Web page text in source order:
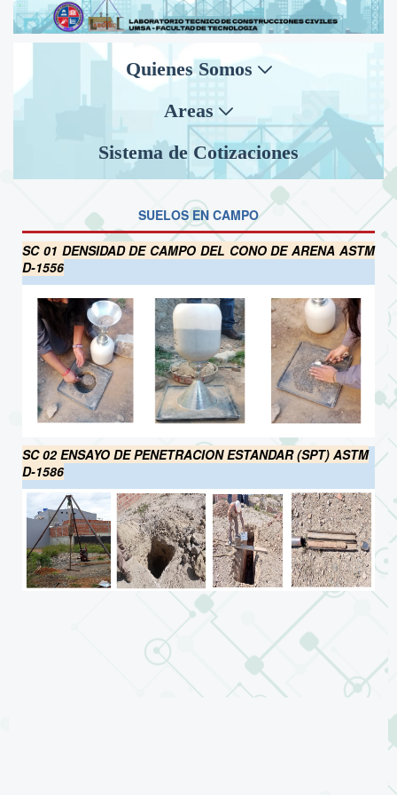
Quienes Somos
Areas
Sistema de Cotizaciones
SUELOS EN CAMPO
SC 01 DENSIDAD DE CAMPO DEL CONO DE ARENA ASTM
D-1556
SC 02 ENSAYO DE PENETRACION ESTANDAR (SPT) ASTM
D-1586